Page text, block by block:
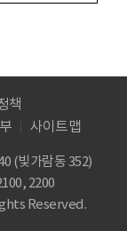
책
사이트맵
(빛가람동 352)
2200
Reserved.